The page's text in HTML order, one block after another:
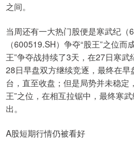
之间。
当周还有一大热门股便是寒武纪（
（600519.SH）争夺“股王”之位
王”争夺战持续了3天，在27日寒武
28日早盘双方继续竞逐，最终在
台，直至收盘；但是局势并未稳定
王”之位，在相互拉锯中，最终寒
出。
A股短期行情仍被看好